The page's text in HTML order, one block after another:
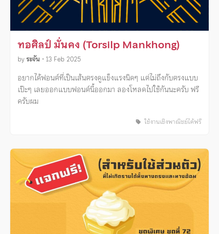
ทอศิลป์ มั่นคง (Torsilp Mankhong)
byระจัน • 13 Feb 2025
อยากได้ฟอนต์ที่เป็นเส้นตรงดูแข็งแรงนิดๆ แต่ไม่ถึงกับตรงแบบ
เป๊ะๆ เลยออกแบบฟอนต์นี้ออกมา ลองโหลดไปใช้กันนะครับ ฟรี
ครับผม
ใช้งานเชิงพาณิชย์ได้ฟรี